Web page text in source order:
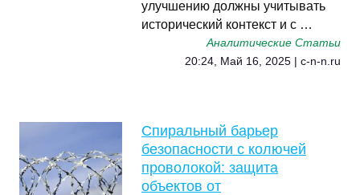
улучшению должны учитывать
исторический контекст и с …
Аналитические Статьи
20:24, Май 16, 2025 | c-n-n.ru
Спиральный барьер
безопасности с колючей
проволокой: защита
объектов от